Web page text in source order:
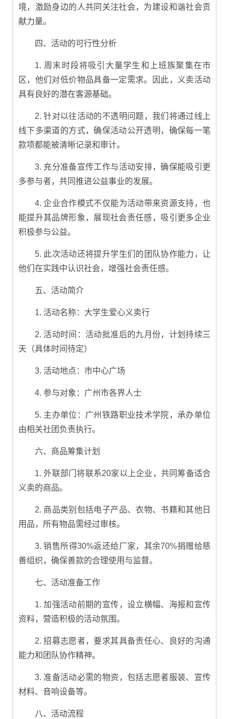
境，激励身边的人共同关注社会，为建设和谐社会贡
献力量。
四、活动的可行性分析
1. 周末时段将吸引大量学生和上班族聚集在市
区，他们对低价物品具备一定需求。因此，义卖活动
具有良好的潜在客源基础。
2. 针对以往活动的不透明问题，我们将通过线上
线下多渠道的方式，确保活动公开透明，确保每一笔
款项都能被清晰记录和审计。
3. 充分准备宣传工作与活动安排，确保能吸引更
多参与者，共同推进公益事业的发展。
4. 企业合作模式不仅能为活动带来资源支持，也
能提升其品牌形象，展现社会责任感，吸引更多企业
积极参与公益。
5. 此次活动还将提升学生们的团队协作能力，让
他们在实践中认识社会，增强社会责任感。
五、活动简介
1. 活动名称：大学生爱心义卖行
2. 活动时间：活动批准后的九月份，计划持续三
天（具体时间待定）
3. 活动地点：市中心广场
4. 参与对象：广州市各界人士
5. 主办单位：广州铁路职业技术学院，承办单位
由相关社团负责执行。
六、商品筹集计划
1. 外联部门将联系20家以上企业，共同筹备适合
义卖的商品。
2. 商品类别包括电子产品、衣物、书籍和其他日
用品，所有物品需经过审核。
3. 销售所得30%返还给厂家，其余70%捐赠给慈
善组织，确保善款的合理使用与监督。
七、活动准备工作
1. 加强活动前期的宣传，设立横幅、海报和宣传
资料，营造积极的活动氛围。
2. 招募志愿者，要求其具备责任心、良好的沟通
能力和团队协作精神。
3. 准备活动必需的物资，包括志愿者服装、宣传
材料、音响设备等。
八、活动流程